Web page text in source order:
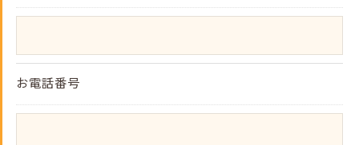
取得した個人情報を第三者に提供することはいたし
＜個人情報の委託について＞
当社では、利用目的の達成に必要な範囲において、
お電話番号